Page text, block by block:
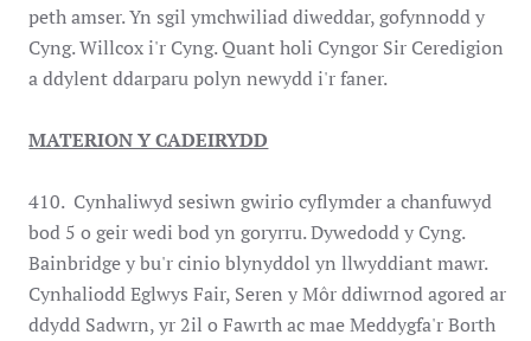
peth amser. Yn sgil ymchwiliad diweddar, gofynnodd y
Cyng. Willcox i'r Cyng. Quant holi Cyngor Sir Ceredigion
a ddylent ddarparu polyn newydd i'r faner.
MATERION Y CADEIRYDD
410. Cynhaliwyd sesiwn gwirio cyflymder a chanfuwyd
bod 5 o geir wedi bod yn goryrru. Dywedodd y Cyng.
Bainbridge y bu'r cinio blynyddol yn llwyddiant mawr.
Cynhaliodd Eglwys Fair, Seren y Môr ddiwrnod agored ar
ddydd Sadwrn, yr 2il o Fawrth ac mae Meddygfa'r Borth